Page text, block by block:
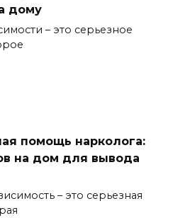
дому
– это серьезное
помощь нарколога:
на дом для вывода
– это серьезная